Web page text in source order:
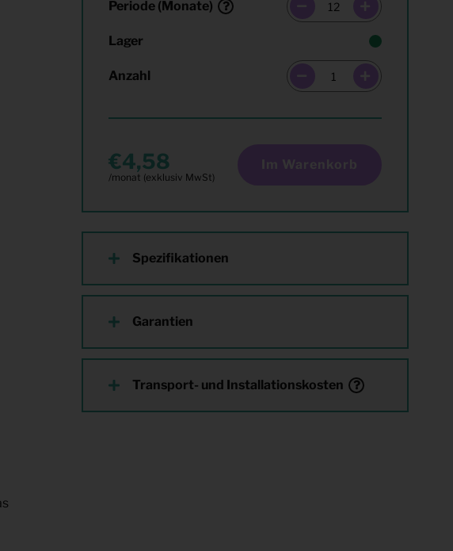
Periode (Monate)
Lager
Anzahl
4,58 Im Warenkorb
Spezifikationen
Garantien
Transport- und Installationskosten